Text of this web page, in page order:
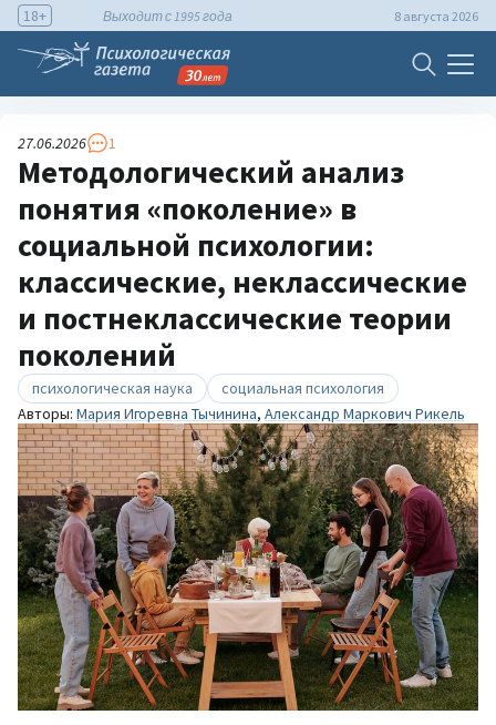
18+ Выходит с 1995 года 8 августа 2026
27.06.2026 1
Методологический анализ
понятия «поколение» в
социальной психологии:
классические, неклассические
и постнеклассические теории
поколений
психологическая наука
социальная психология
Авторы: Мария Игоревна Тычинина, Александр Маркович Рикель